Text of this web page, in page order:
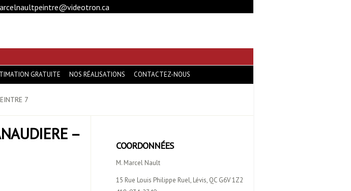
GRATUITE NOS RÉALISATIONS CONTACTEZ-NOUS
7
–
COORDONNÉES
M. Marcel Nault
15 Rue Louis Philippe Ruel, Lévis, QC G6V 1Z2